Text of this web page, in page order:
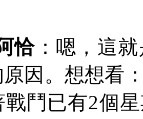
恰 ：嗯，這
原因。想想看
鬥已有2個